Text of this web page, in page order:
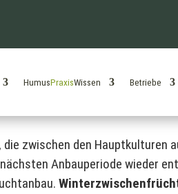
HumusPraxisWissen Betriebe
zwischen den Hauptkulturen
Anbauperiode wieder